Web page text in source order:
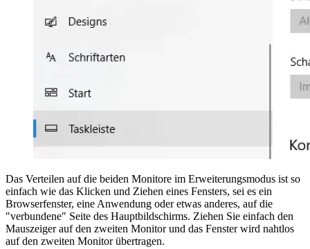
Das Verteilen auf die beiden Monitore im Erweiterungsmodus ist so
einfach wie das Klicken und Ziehen eines Fensters, sei es ein
Browserfenster, eine Anwendung oder etwas anderes, auf die
"verbundene" Seite des Hauptbildschirms. Ziehen Sie einfach den
Mauszeiger auf den zweiten Monitor und das Fenster wird nahtlos
auf den zweiten Monitor übertragen.